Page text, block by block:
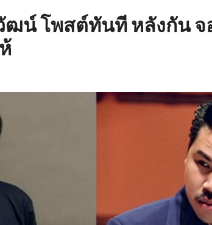
ฒน์ โพสต์ทันที หลังกัน จ